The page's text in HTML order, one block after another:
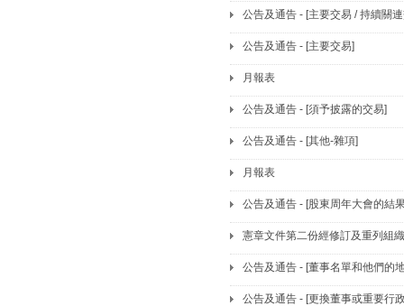
公告及通告 - [主要交易 / 持續關
公告及通告 - [主要交易]
月報表
公告及通告 - [須予披露的交易]
公告及通告 - [其他-雜項]
月報表
公告及通告 - [股東周年大會的結
憲章文件第二份經修訂及重列組
公告及通告 - [董事名單和他們的
公告及通告 - [更換董事或重要行